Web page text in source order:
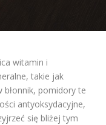
witamin i
takie jak
pomidory te
antyoksydacyjne,
się bliżej tym